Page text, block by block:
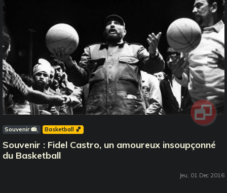
Souvenir 📻 Basketball 🏀
Souvenir : Fidel Castro, un amoureux insoupçonné
du Basketball
Jeu, 01 Dec 2016